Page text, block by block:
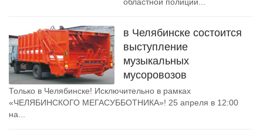
в Челябинске состоится
выступление
музыкальных
мусоровозов
Только в Челябинске! Исключительно в рамках
«ЧЕЛЯБИНСКОГО МЕГАСУББОТНИКА»! 25 апреля в 12:00
на...